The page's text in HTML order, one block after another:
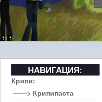
НАВИГАЦИЯ:
Крипи:
——> Крипипаста